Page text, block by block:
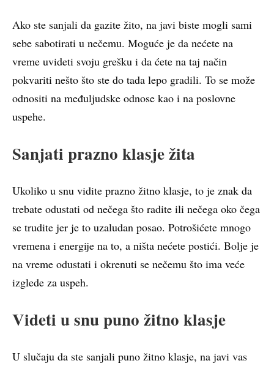
Ako ste sanjali da gazite žito, na javi biste mogli sami
sebe sabotirati u nečemu. Moguće je da nećete na
vreme uvideti svoju grešku i da ćete na taj način
pokvariti nešto što ste do tada lepo gradili. To se može
odnositi na međuljudske odnose kao i na poslovne
uspehe.
Sanjati prazno klasje žita
Ukoliko u snu vidite prazno žitno klasje, to je znak da
trebate odustati od nečega što radite ili nečega oko čega
se trudite jer je to uzaludan posao. Potrošićete mnogo
vremena i energije na to, a ništa nećete postići. Bolje je
na vreme odustati i okrenuti se nečemu što ima veće
izglede za uspeh.
Videti u snu puno žitno klasje
U slučaju da ste sanjali puno žitno klasje, na javi vas